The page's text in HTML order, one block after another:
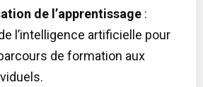
de l’apprentissage :
l’intelligence artificielle pour
de formation aux